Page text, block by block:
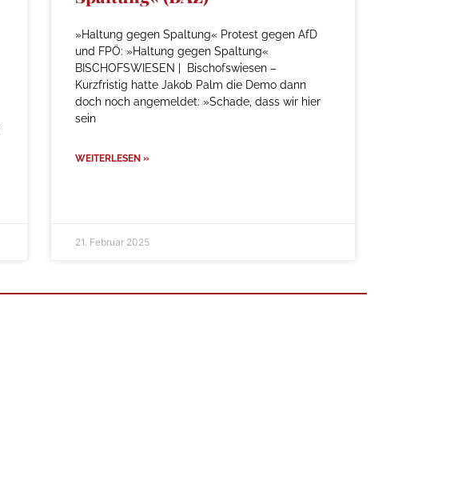
»Haltung gegen Spaltung« Protest gegen AfD
und FPÖ: »Haltung gegen Spaltung«
BISCHOFSWIESEN | Bischofswiesen –
Kurzfristig hatte Jakob Palm die Demo dann
doch noch angemeldet: »Schade, dass wir hier
sein
WEITERLESEN »
21. Februar 2025